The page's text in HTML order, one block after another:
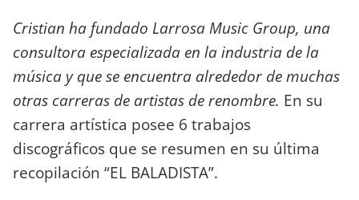
Cristian ha fundado Larrosa Music Group, una
consultora especializada en la industria de la
música y que se encuentra alrededor de muchas
otras carreras de artistas de renombre. En su
carrera artística posee 6 trabajos
discográficos que se resumen en su última
recopilación “EL BALADISTA”.